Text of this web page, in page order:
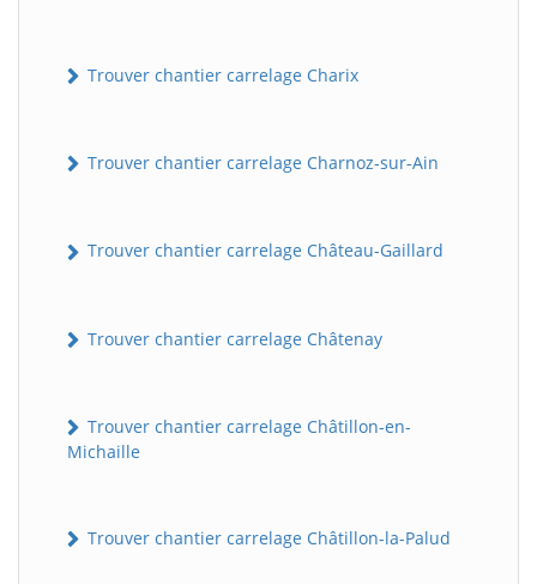
Trouver chantier carrelage Charix
Trouver chantier carrelage Charnoz-sur-Ain
Trouver chantier carrelage Château-Gaillard
Trouver chantier carrelage Châtenay
Trouver chantier carrelage Châtillon-en-
Michaille
Trouver chantier carrelage Châtillon-la-Palud